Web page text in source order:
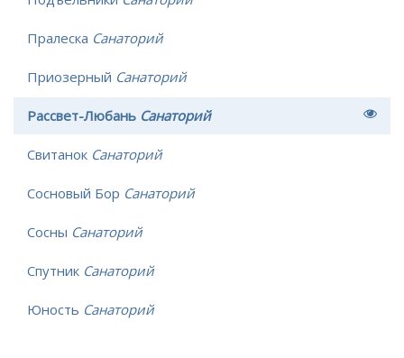
Пралеска Санаторий
Приозерный Санаторий
Рассвет-Любань Санаторий
Свитанок Санаторий
Сосновый Бор Санаторий
Сосны Санаторий
Спутник Санаторий
Юность Санаторий